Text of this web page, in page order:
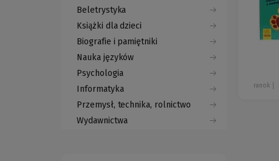
Beletrystyka
Książki dla dzieci
Biografie i pamiętniki
Nauka języków
Psychologia
Informatyka
Przemysł, technika, rolnictwo
Wydawnictwa
ranok